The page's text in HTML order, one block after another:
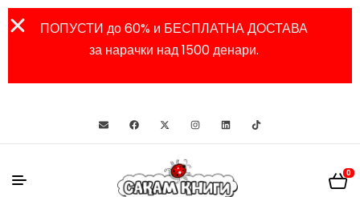
ПОПУСТИ до 60% и БЕСПЛАТНА ДОСТАВА
за нарачки над 1500 денари.
0